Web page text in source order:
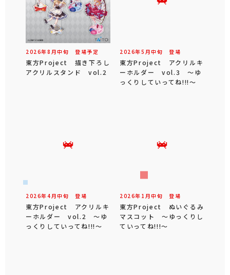
2026年8 月中旬 登場予定
東方Project 描き下ろし
アクリルスタンド vol.2
2026年5 月中旬 登場
東方Project アクリルキ
ーホルダー vol.3 ～ゆ
っくりしていってね!!!～
2026年4 月中旬 登場
東方Project アクリルキ
ーホルダー vol.2 ～ゆ
っくりしていってね!!!～
2026年 1 月中旬 登場
東方Project ぬいぐるみ
マスコット ～ゆっくりし
ていってね!!!～